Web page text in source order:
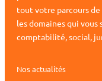
tout votre parcours de
les domaines qui vous
comptabilité, social,
Nos actualités